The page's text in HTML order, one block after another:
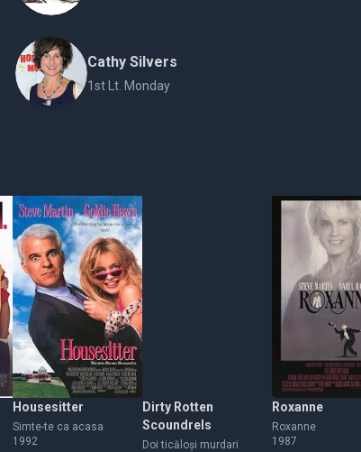
Cathy Silvers
1st Lt. Monday
Housesitter
Simte-te ca acasa
1992
Dirty Rotten
Scoundrels
Doi ticăloşi murdari
Roxanne
Roxanne
1987